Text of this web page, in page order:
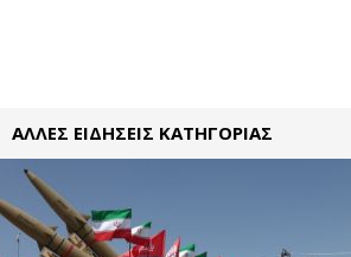
ΑΛΛΕΣ ΕΙΔΗΣΕΙΣ ΚΑΤΗΓΟΡΙΑΣ